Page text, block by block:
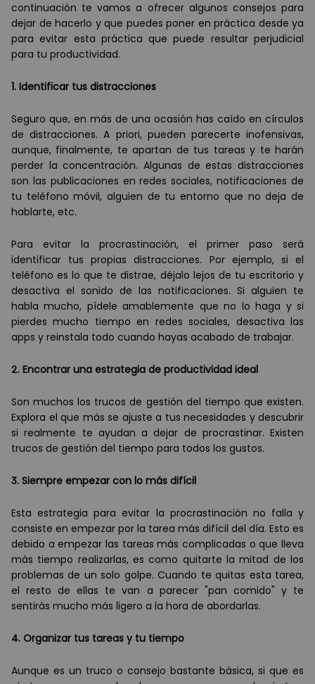
continuación te vamos a ofrecer algunos consejos para
dejar de hacerlo y que puedes poner en práctica desde ya
para evitar esta práctica que puede resultar perjudicial
para tu productividad.
1. Identificar tus distracciones
Seguro que, en más de una ocasión has caído en círculos
de distracciones. A priori, pueden parecerte inofensivas,
aunque, finalmente, te apartan de tus tareas y te harán
perder la concentración. Algunas de estas distracciones
son las publicaciones en redes sociales, notificaciones de
tu teléfono móvil, alguien de tu entorno que no deja de
hablarte, etc.
Para evitar la procrastinación, el primer paso será
identificar tus propias distracciones. Por ejemplo, si el
teléfono es lo que te distrae, déjalo lejos de tu escritorio y
desactiva el sonido de las notificaciones. Si alguien te
habla mucho, pídele amablemente que no lo haga y si
pierdes mucho tiempo en redes sociales, desactiva las
apps y reinstala todo cuando hayas acabado de trabajar.
2. Encontrar una estrategia de productividad ideal
Son muchos los trucos de gestión del tiempo que existen.
Explora el que más se ajuste a tus necesidades y descubrir
si realmente te ayudan a dejar de procrastinar. Existen
trucos de gestión del tiempo para todos los gustos.
3. Siempre empezar con lo más difícil
Esta estrategia para evitar la procrastinación no falla y
consiste en empezar por la tarea más difícil del día. Esto es
debido a empezar las tareas más complicadas o que lleva
más tiempo realizarlas, es como quitarte la mitad de los
problemas de un solo golpe. Cuando te quitas esta tarea,
el resto de ellas te van a parecer "pan comido" y te
sentirás mucho más ligero a la hora de abordarlas.
4. Organizar tus tareas y tu tiempo
Aunque es un truco o consejo bastante básica, si que es